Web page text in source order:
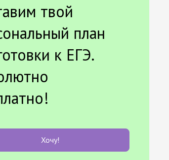
твой
план
к ЕГЭ.
Хочу!